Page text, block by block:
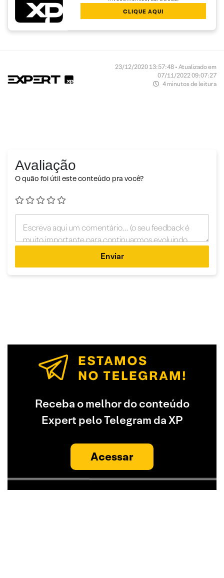
CLIQUE AQUI
23/12/2020 13:57:48 • Atualizado em
07/11/2022 09:07:27
4 minutos de leitura
Avaliação
O quão foi útil este conteúdo pra você?
Enviar
Receba o melhor do conteúdo
Expert pelo Telegram da XP
Acessar